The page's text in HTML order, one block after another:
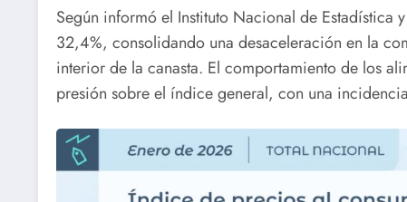
Según informó el Instituto Nacional de Estadística
32,4%, consolidando una desaceleración en la
interior de la canasta. El comportamiento de los
presión sobre el índice general, con una